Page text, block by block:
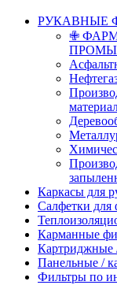
РУКАВНЫЕ
✙
Каркасы для
Салфетки для
Карманные
Картриджные
Панельные /
Фильтры по